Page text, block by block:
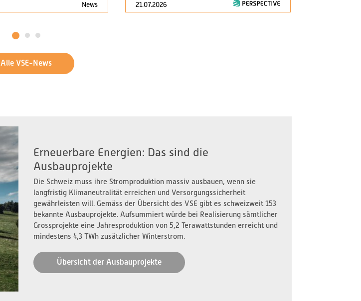
News 21.07.2026
1 2 3
Alle VSE-News
Erneuerbare Energien: Das sind die
Ausbauprojekte
Die Schweiz muss ihre Stromproduktion massiv ausbauen, wenn sie
langfristig Klimaneutralität erreichen und Versorgungssicherheit
gewährleisten will. Gemäss der Übersicht des VSE gibt es schweizweit 153
bekannte Ausbauprojekte. Aufsummiert würde bei Realisierung sämtlicher
Grossprojekte eine Jahresproduktion von 5,2 Terawattstunden erreicht und
mindestens 4,3 TWh zusätzlicher Winterstrom.
Übersicht der Ausbauprojekte